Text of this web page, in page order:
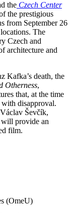
the Czech Center
the prestigious
from September 26
The
Czech and
architecture and
Kafka’s death, the
Otherness,
that, at the time
disapproval.
Ševčík,
provide an
film.
(OmeU)